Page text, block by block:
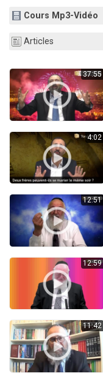
Cours Mp3-Vidéo
Articles
37:55
4:02
12:51
12:59
11:42